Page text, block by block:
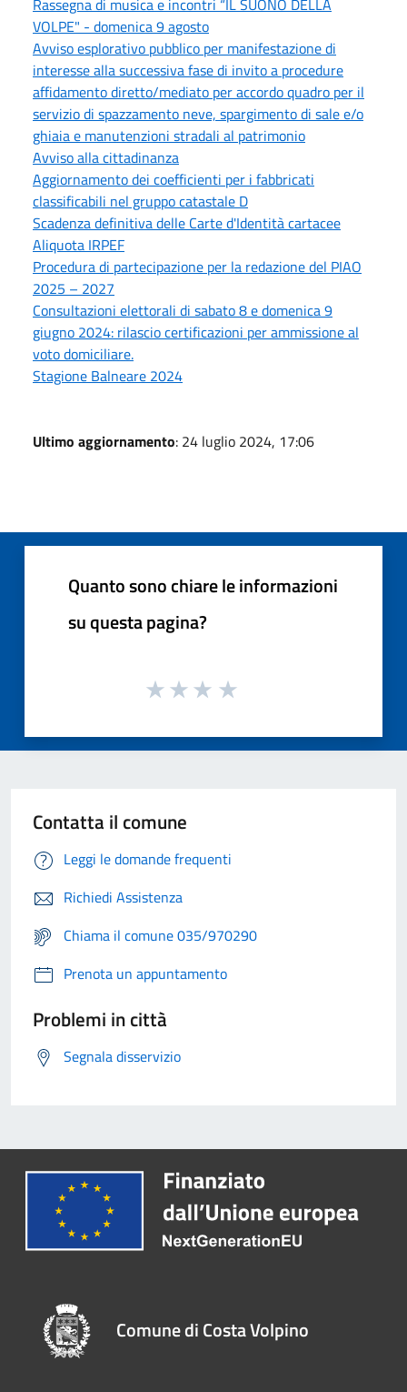
VOLPE" - domenica 9 agosto
Avviso esplorativo pubblico per manifestazione di
interesse alla successiva fase di invito a procedure
affidamento diretto/mediato per accordo quadro per il
servizio di spazzamento neve, spargimento di sale e/o
ghiaia e manutenzioni stradali al patrimonio
Avviso alla cittadinanza
Aggiornamento dei coefficienti per i fabbricati
classificabili nel gruppo catastale D
Scadenza definitiva delle Carte d'Identità cartacee
Aliquota IRPEF
Procedura di partecipazione per la redazione del PIAO
2025 – 2027
Consultazioni elettorali di sabato 8 e domenica 9
giugno 2024: rilascio certificazioni per ammissione al
voto domiciliare.
Stagione Balneare 2024
Ultimo aggiornamento: 24 luglio 2024, 17:06
Quanto sono chiare le informazioni
su questa pagina?
Contatta il comune
Leggi le domande frequenti
Richiedi Assistenza
Chiama il comune 035/970290
Prenota un appuntamento
Problemi in città
Segnala disservizio
Comune di Costa Volpino